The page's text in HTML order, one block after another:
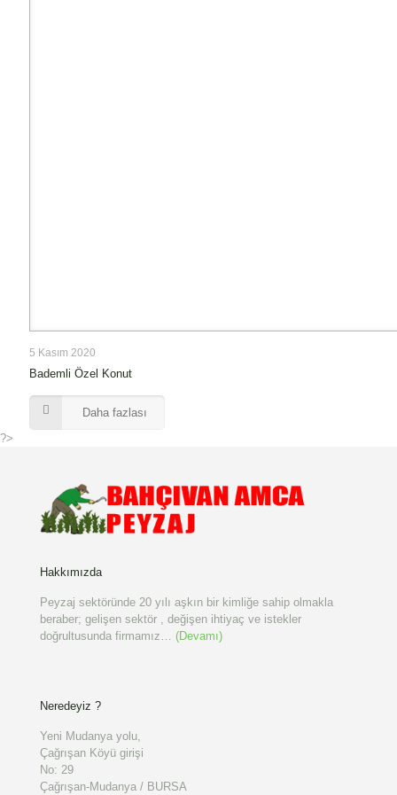
5 Kasım 2020
Bademli Özel Konut
Daha fazlası
?>
Hakkımızda
Peyzaj sektöründe 20 yılı aşkın bir kimliğe sahip olmakla
beraber; gelişen sektör , değişen ihtiyaç ve istekler
doğrultusunda firmamız… (Devamı)
Neredeyiz ?
Yeni Mudanya yolu,
Çağrışan Köyü girişi
No: 29
Çağrışan-Mudanya / BURSA